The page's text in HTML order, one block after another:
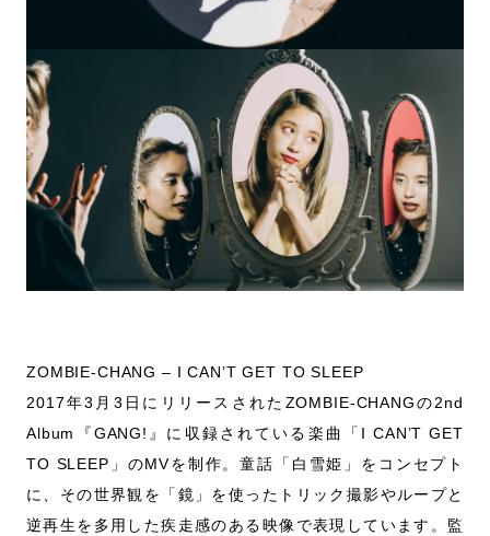
ZOMBIE-CHANG – I CAN’T GET TO SLEEP
2017年3月3日にリリースされたZOMBIE-CHANGの2nd
Album『GANG!』に収録されている楽曲「I CAN’T GET
TO SLEEP」のMVを制作。童話「白雪姫」をコンセプト
に、その世界観を「鏡」を使ったトリック撮影やループと
逆再生を多用した疾走感のある映像で表現しています。監